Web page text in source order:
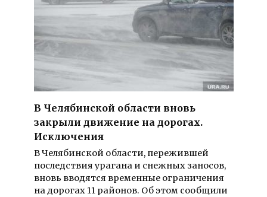
В Челябинской области вновь
закрыли движение на дорогах.
Исключения
В Челябинской области, пережившей
последствия урагана и снежных заносов,
вновь вводятся временные ограничения
на дорогах 11 районов. Об этом сообщили